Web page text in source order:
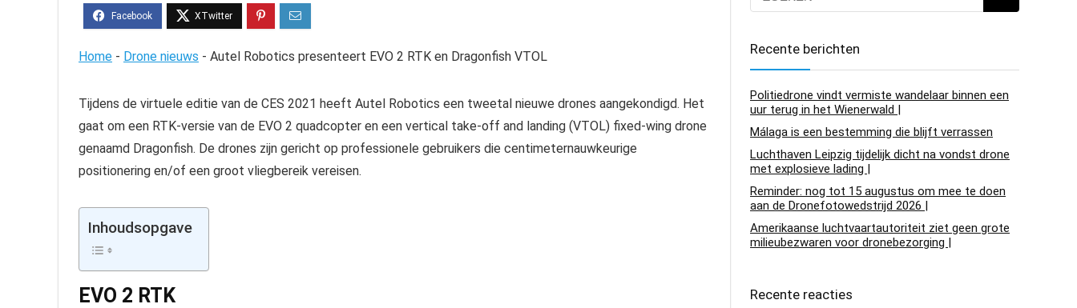
Home - Drone nieuws - Autel Robotics presenteert EVO 2 RTK en Dragonfish VTOL
Tijdens de virtuele editie van de CES 2021 heeft Autel Robotics een tweetal nieuwe drones aangekondigd. Het
gaat om een RTK-versie van de EVO 2 quadcopter en een vertical take-off and landing (VTOL) fixed-wing drone
genaamd Dragonfish. De drones zijn gericht op professionele gebruikers die centimeternauwkeurige
positionering en/of een groot vliegbereik vereisen.
Inhoudsopgave
EVO 2 RTK
Recente berichten
Politiedrone vindt vermiste wandelaar binnen een
uur terug in het Wienerwald |
Málaga is een bestemming die blijft verrassen
Luchthaven Leipzig tijdelijk dicht na vondst drone
met explosieve lading |
Reminder: nog tot 15 augustus om mee te doen
aan de Dronefotowedstrijd 2026 |
Amerikaanse luchtvaartautoriteit ziet geen grote
milieubezwaren voor dronebezorging |
Recente reacties